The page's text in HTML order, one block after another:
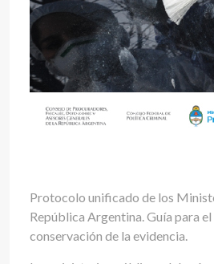
Protocolo unificado de los
República Argentina. Guía para
conservación de la evidencia.